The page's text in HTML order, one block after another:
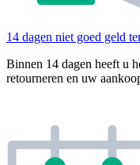
14 dagen niet goed geld
Binnen 14 dagen heeft u
retourneren en uw